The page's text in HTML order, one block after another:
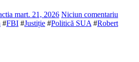
mart. 21, 2026 Niciun comentariu
#FBI #Justiție #Politică SUA #Robert